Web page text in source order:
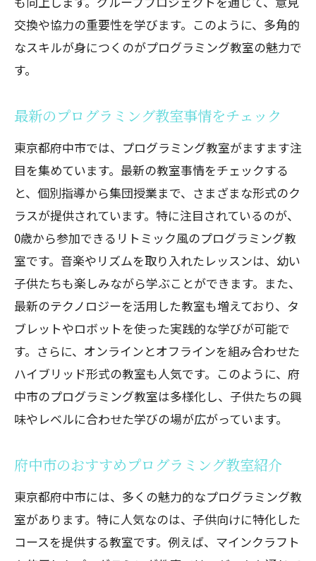
交換や協力の重要性を学びます。このように、多角的
なスキルが身につくのがプログラミング教室の魅力で
す。
最新のプログラミング教室事情をチェック
東京都府中市では、プログラミング教室がますます注
目を集めています。最新の教室事情をチェックする
と、個別指導から集団授業まで、さまざまな形式のク
ラスが提供されています。特に注目されているのが、
0歳から参加できるリトミック風のプログラミング教
室です。音楽やリズムを取り入れたレッスンは、幼い
子供たちも楽しみながら学ぶことができます。また、
最新のテクノロジーを活用した教室も増えており、タ
ブレットやロボットを使った実践的な学びが可能で
す。さらに、オンラインとオフラインを組み合わせた
ハイブリッド形式の教室も人気です。このように、府
中市のプログラミング教室は多様化し、子供たちの興
味やレベルに合わせた学びの場が広がっています。
府中市のおすすめプログラミング教室紹介
東京都府中市には、多くの魅力的なプログラミング教
室があります。特に人気なのは、子供向けに特化した
コースを提供する教室です。例えば、マインクラフト